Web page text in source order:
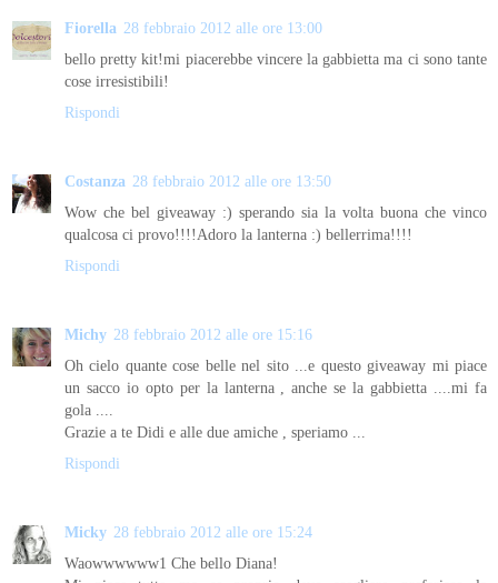
Fiorella 28 febbraio 2012 alle ore 13:00
bello pretty kit!mi piacerebbe vincere la gabbietta ma ci sono tante
cose irresistibili!
Rispondi
Costanza 28 febbraio 2012 alle ore 13:50
Wow che bel giveaway :) sperando sia la volta buona che vinco
qualcosa ci provo!!!!Adoro la lanterna :) bellerrima!!!!
Rispondi
Michy 28 febbraio 2012 alle ore 15:16
Oh cielo quante cose belle nel sito ...e questo giveaway mi piace
un sacco io opto per la lanterna , anche se la gabbietta ....mi fa
gola ....
Grazie a te Didi e alle due amiche , speriamo ...
Rispondi
Micky 28 febbraio 2012 alle ore 15:24
Waowwwwww1 Che bello Diana!